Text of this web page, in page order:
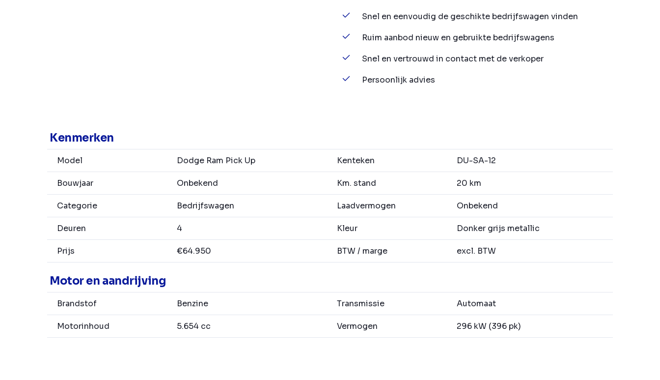
Snel en eenvoudig de geschikte bedrijfswagen vinden
Ruim aanbod nieuw en gebruikte bedrijfswagens
Snel en vertrouwd in contact met de verkoper
Persoonlijk advies
Kenmerken
Model Dodge Ram Pick Up Kenteken DU-SA-12
Bouwjaar Onbekend Km. stand 20 km
Categorie Bedrijfswagen Laadvermogen Onbekend
Deuren 4 Kleur Donker grijs metallic
Prijs €64.950 BTW / marge excl. BTW
Motor en aandrijving
Brandstof Benzine Transmissie Automaat
Motorinhoud 5.654 cc Vermogen 296 kW (396 pk)